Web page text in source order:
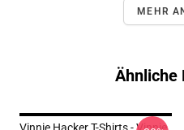
MEHR
Ähnliche